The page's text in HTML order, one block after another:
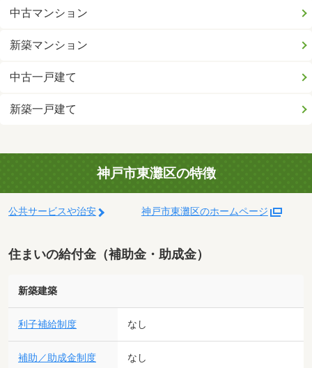
中古マンション
新築マンション
中古一戸建て
新築一戸建て
神戸市東灘区の特徴
公共サービスや治安 神戸市東灘区のホームページ
住まいの給付金（補助金・助成金）
新築建築
利子補給制度 なし
補助／助成金制度 なし